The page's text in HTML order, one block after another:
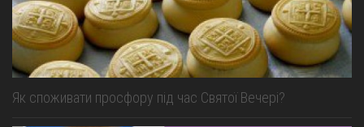
Як споживати просфору під час Святої Вечері?